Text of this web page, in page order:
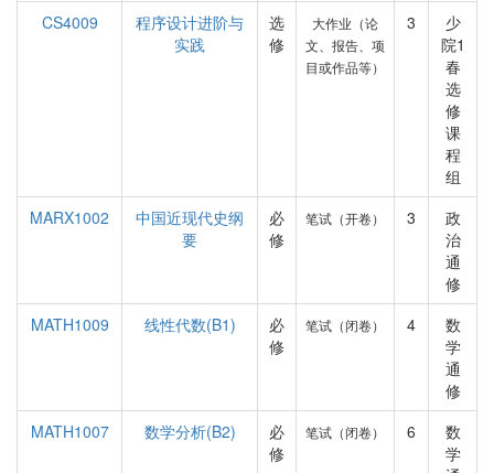
CS4009
程序设计进阶与
实践
选
修
大作业（论
文、报告、项
目或作品等）
3
少
院1
春
选
修
课
程
组
MARX1002
中国近现代史纲
要
必
修
笔试（开卷） 3
政
治
通
修
MATH1009
线性代数(B1)
必
修
笔试（闭卷） 4
数
学
通
修
MATH1007
数学分析(B2)
必
修
笔试（闭卷） 6
数
学